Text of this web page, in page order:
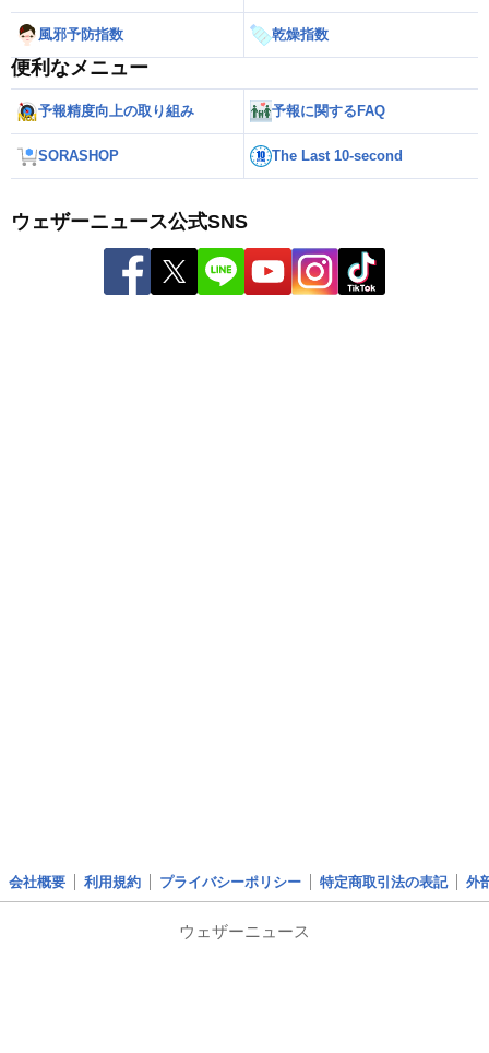
風邪予防指数 乾燥指数
便利なメニュー
予報精度向上の取り組み 予報に関するFAQ
SORASHOP The Last 10-second
ウェザーニュース公式SNS
会社概要 利用規約 プライバシーポリシー 特定商取引法の表記 外
ウェザーニュース